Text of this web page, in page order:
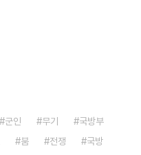
군인 무기
국방부
붐 전쟁
국방